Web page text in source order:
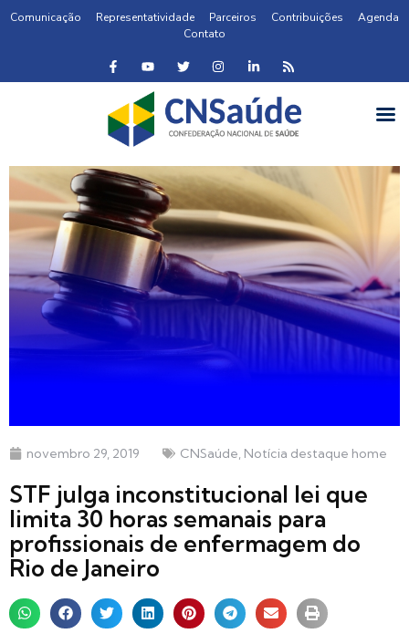
Comunicação Representatividade Parceiros Contribuições
Agenda
Contato
novembro 29, 2019 CNSaúde, Notícia destaque home
STF julga inconstitucional lei que
limita 30 horas semanais para
profissionais de enfermagem do
Rio de Janeiro